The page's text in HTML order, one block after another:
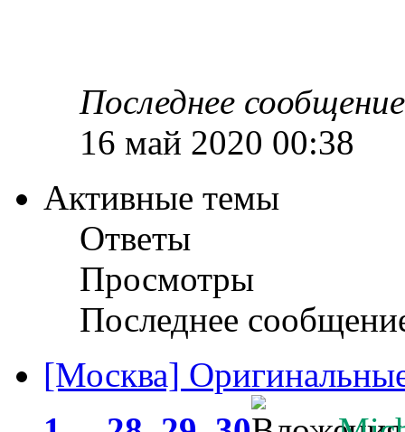
Последнее сообщение
16 май 2020 00:38
Активные темы
Ответы
Просмотры
Последнее
[Москва]